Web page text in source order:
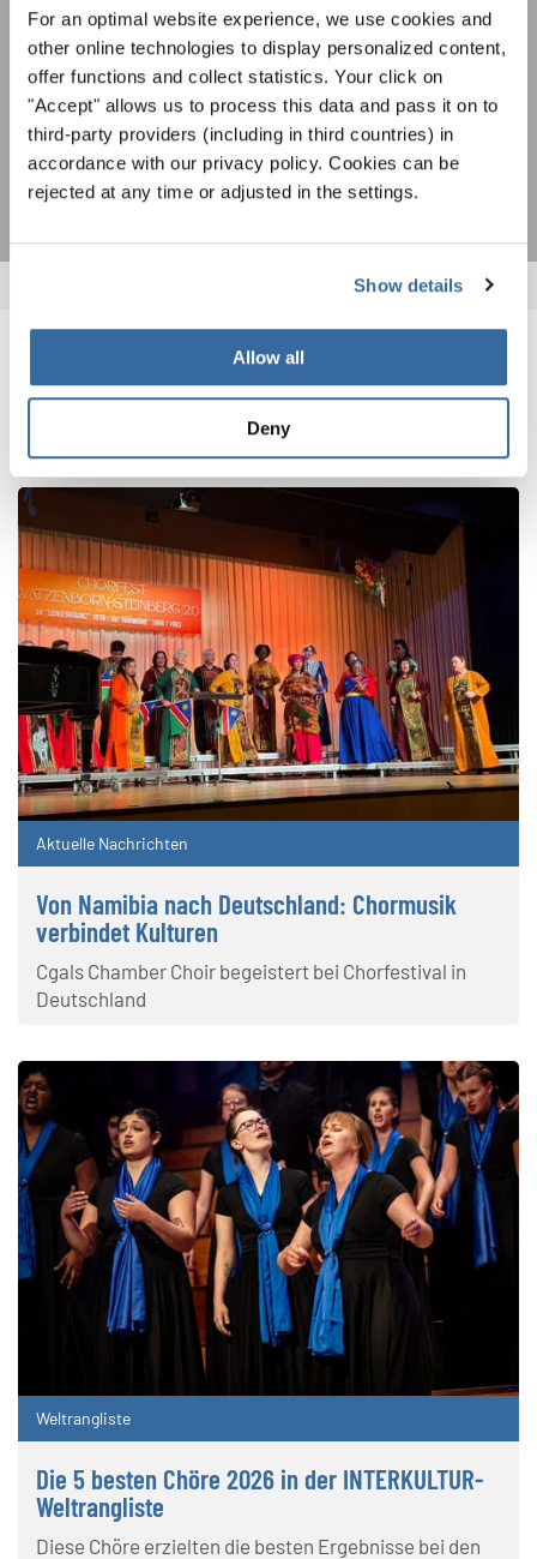
For an optimal website experience, we use cookies and
other online technologies to display personalized content,
offer functions and collect statistics. Your click on
"Accept" allows us to process this data and pass it on to
third-party providers (including in third countries) in
accordance with our privacy policy. Cookies can be
rejected at any time or adjusted in the settings.
Show details
Allow all
Deny
ZUSTIMMEN
Ich bin mit dem Erhalt des Newsletters einverstanden und
akzeptiere dieDatenschutzbestimmungen.
ANMELDEN
VERWANDTE NEWS
Aktuelle Nachrichten
Von Namibia nach Deutschland: Chormusik
verbindet Kulturen
Cgals Chamber Choir begeistert bei Chorfestival in
Deutschland
Weltrangliste
Die 5 besten Chöre 2026 in der INTERKULTUR-
Weltrangliste
Diese Chöre erzielten die besten Ergebnisse bei den